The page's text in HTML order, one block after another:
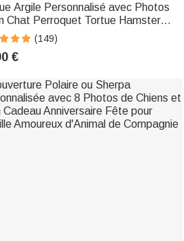
Argile Personnalisé avec Photos
Chat Perroquet Tortue Hamster
Cadeau Commémoratif pour
d'Animal de Compagnie
(149)
€